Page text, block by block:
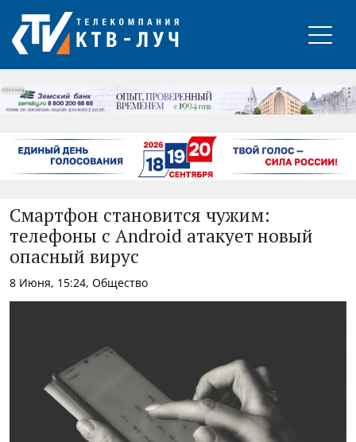
РЕКЛАМА
Смартфон становится чужим:
телефоны с Android атакует новый
опасный вирус
8 Июня, 15:24, Общество